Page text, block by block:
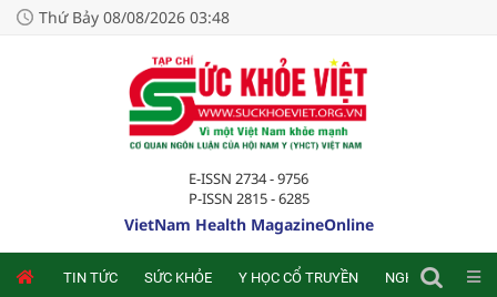
Thứ Bảy 08/08/2026 03:48
E-ISSN 2734 - 9756
P-ISSN 2815 - 6285
VietNam Health MagazineOnline
TIN TỨC SỨC KHỎE Y HỌC CỔ TRUYỀN NGHIÊN CỨU